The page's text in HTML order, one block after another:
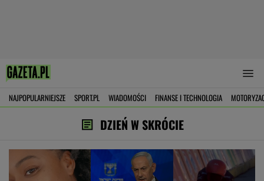
NAJPOPULARNIEJSZE SPORT.PL WIADOMOŚCI FINANSE I TECHNOLOGIA
DZIEŃ W SKRÓCIE